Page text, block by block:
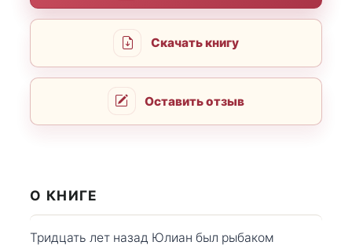
Скачать книгу
Оставить отзыв
О КНИГЕ
Тридцать лет назад Юлиан был рыбаком